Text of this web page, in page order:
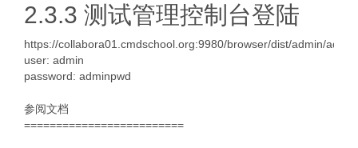
2.3.3 测试管理控制台登陆
https://collabora01.cmdschool.org:9980/browser/dist/admin/
user: admin
password: adminpwd
参阅文档
=========================